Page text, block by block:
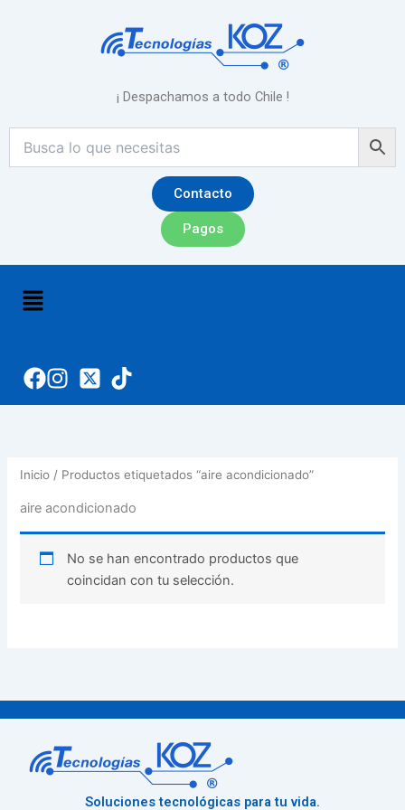
¡ Despachamos a todo Chile !
Contacto
Pagos
Menú
Inicio / Productos etiquetados “aire acondicionado”
aire acondicionado
No se han encontrado productos que
coincidan con tu selección.
Soluciones tecnológicas para tu vida.